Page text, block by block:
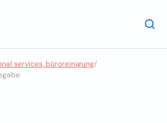
services, büroreinigung/